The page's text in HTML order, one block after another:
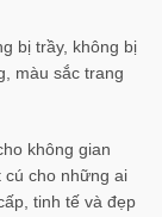
bị trầy, không bị
màu sắc trang
không gian
cú cho những ai
tinh tế và đẹp